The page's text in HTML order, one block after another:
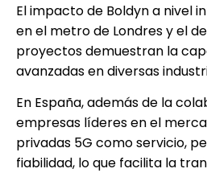
El impacto de Boldyn a nivel
en el metro de Londres y el
proyectos demuestran la
avanzadas en diversas
En España, además de la
empresas líderes en el
privadas 5G como servicio,
fiabilidad, lo que facilita la